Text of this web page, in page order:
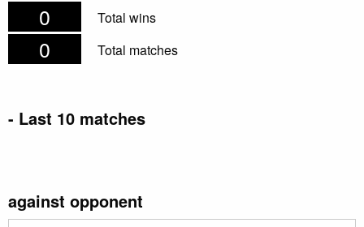
0 Total wins
0 Total matches
- Last 10 matches
against opponent